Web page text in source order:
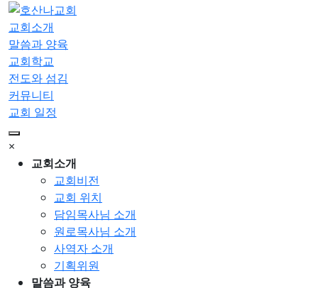
교회소개
말씀과 양육
교회학교
전도와 섬김
커뮤니티
교회 일정
×
교회소개
교회비전
교회 위치
담임목사님 소개
원로목사님 소개
사역자 소개
기획위원
말씀과 양육